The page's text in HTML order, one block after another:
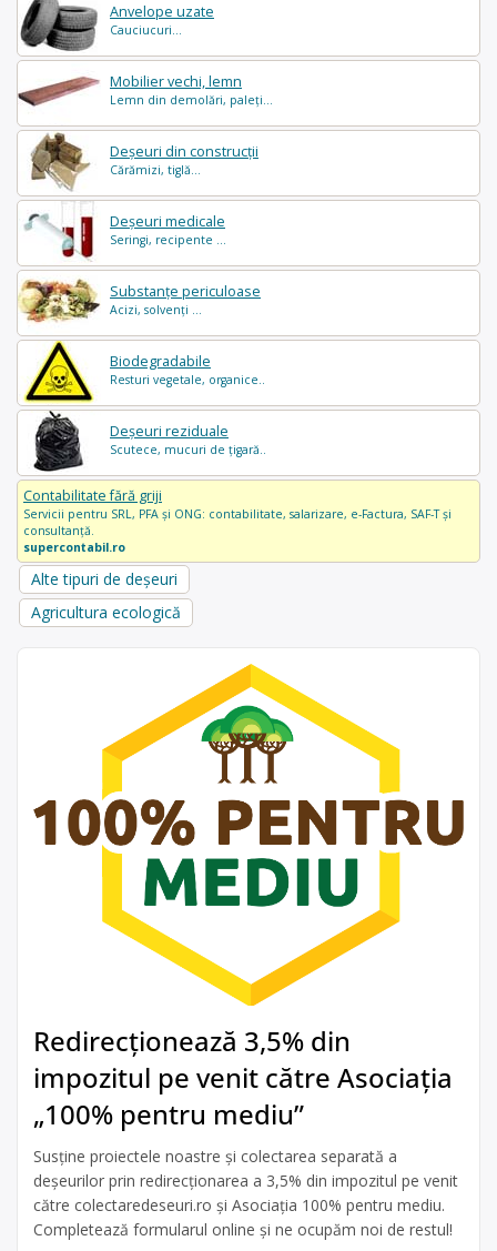
Anvelope uzate
Cauciucuri...
Mobilier vechi, lemn
Lemn din demolări, paleți...
Deșeuri din construcții
Cărămizi, tiglă...
Deșeuri medicale
Seringi, recipente ...
Substanțe periculoase
Acizi, solvenți ...
Biodegradabile
Resturi vegetale, organice..
Deșeuri reziduale
Scutece, mucuri de țigară..
Contabilitate fără griji
Servicii pentru SRL, PFA și ONG: contabilitate, salarizare, e-Factura, SAF-T și
consultanță.
supercontabil.ro
Alte tipuri de deșeuri
Agricultura ecologică
Redirecționează 3,5% din
impozitul pe venit către Asociația
„100% pentru mediu”
Susține proiectele noastre și colectarea separată a
deșeurilor prin redirecționarea a 3,5% din impozitul pe venit
către colectaredeseuri.ro și Asociația 100% pentru mediu.
Completează formularul online și ne ocupăm noi de restul!